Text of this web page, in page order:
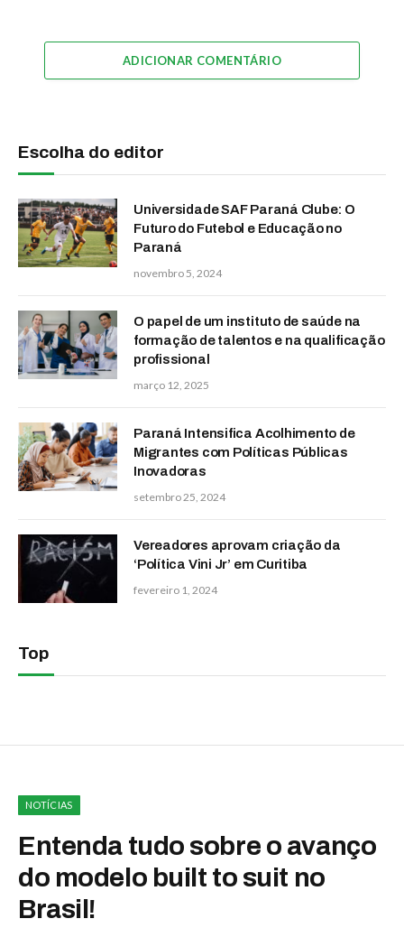
ADICIONAR COMENTÁRIO
Escolha do editor
Universidade SAF Paraná Clube: O
Futuro do Futebol e Educação no
Paraná
novembro 5, 2024
O papel de um instituto de saúde na
formação de talentos e na qualificação
profissional
março 12, 2025
Paraná Intensifica Acolhimento de
Migrantes com Políticas Públicas
Inovadoras
setembro 25, 2024
Vereadores aprovam criação da
‘Política Vini Jr’ em Curitiba
fevereiro 1, 2024
Top
NOTÍCIAS
Entenda tudo sobre o avanço
do modelo built to suit no
Brasil!